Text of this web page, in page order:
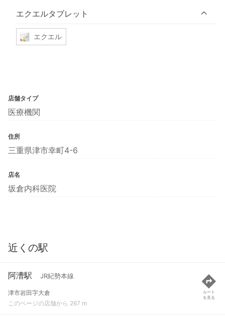
エクエルタブレット
エクエル
店舗タイプ
医療機関
住所
三重県津市幸町4-6
店名
坂倉内科医院
近くの駅
阿漕駅 JR紀勢本線
津市岩田字大倉
このページの店舗から 267 m
ルート
を見る